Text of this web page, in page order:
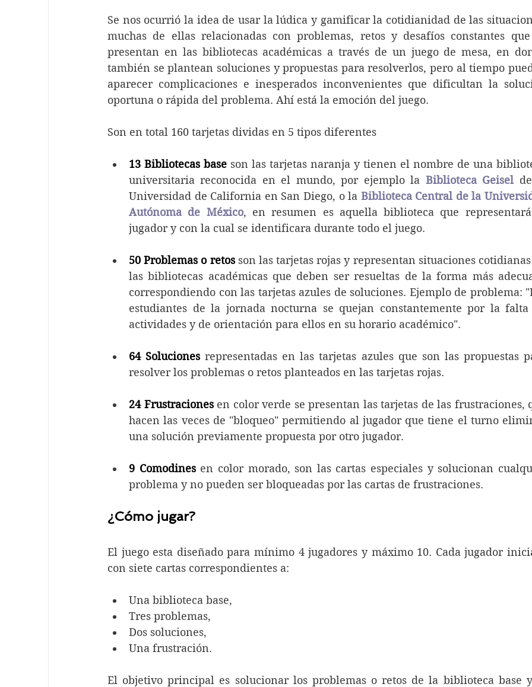
Se nos ocurrió la idea de usar la lúdica y gamificar la cotidianidad de las
muchas de ellas relacionadas con problemas, retos y desafíos constantes
presentan en las bibliotecas académicas a través de un juego de mesa, en
también se plantean soluciones y propuestas para resolverlos, pero al tiempo
aparecer complicaciones e inesperados inconvenientes que dificultan la
oportuna o rápida del problema. Ahí está la emoción del juego.
Son en total 160 tarjetas dividas en 5 tipos diferentes
13 Bibliotecas base son las tarjetas naranja y tienen el nombre de una
universitaria reconocida en el mundo, por ejemplo la Biblioteca Geisel
Universidad de California en San Diego, o la Biblioteca Central de la
Autónoma de México, en resumen es aquella biblioteca que
jugador y con la cual se identificara durante todo el juego.
50 Problemas o retos son las tarjetas rojas y representan situaciones
las bibliotecas académicas que deben ser resueltas de la forma más
correspondiendo con las tarjetas azules de soluciones. Ejemplo de problema:
estudiantes de la jornada nocturna se quejan constantemente por la falta
actividades y de orientación para ellos en su horario académico".
64 Soluciones representadas en las tarjetas azules que son las propuestas
resolver los problemas o retos planteados en las tarjetas rojas.
24 Frustraciones en color verde se presentan las tarjetas de las frustraciones,
hacen las veces de "bloqueo" permitiendo al jugador que tiene el turno
una solución previamente propuesta por otro jugador.
9 Comodines en color morado, son las cartas especiales y solucionan
problema y no pueden ser bloqueadas por las cartas de frustraciones.
¿Cómo jugar?
El juego esta diseñado para mínimo 4 jugadores y máximo 10. Cada jugador
con siete cartas correspondientes a:
Una biblioteca base,
Tres problemas,
Dos soluciones,
Una frustración.
El objetivo principal es solucionar los problemas o retos de la biblioteca base